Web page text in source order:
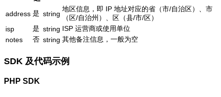
address 是 string
地区信息，即 IP 地址对应的省（市/自治区）、市
（区/自治州）、区（县/市/区）
isp
是 string ISP 运营商或使用单位
notes
否 string 其他备注信息，一般为空
SDK 及代码示例
PHP SDK